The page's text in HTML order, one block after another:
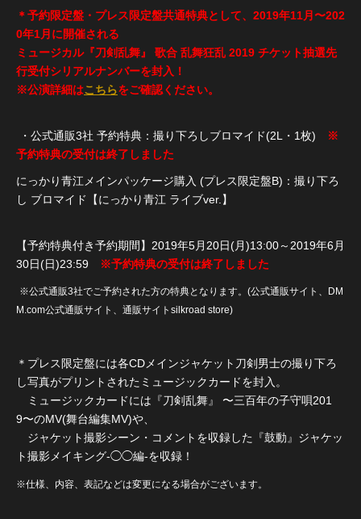
＊予約限定盤・プレス限定盤共通特典として、2019年11月〜202
0年1月に開催される
ミュージカル『刀剣乱舞』 歌合 乱舞狂乱 2019 チケット抽選先
行受付シリアルナンバーを封入！
※公演詳細はこちらをご確認ください。
・公式通販3社 予約特典：撮り下ろしブロマイド(2L・1枚)
※
予約特典の受付は終了しました
にっかり青江メインパッケージ購入 (プレス限定盤B)：撮り下ろ
し ブロマイド【にっかり青江 ライブver.】
【予約特典付き予約期間】2019年5月20日(月)13:00～2019年6月
30日(日)23:59
※予約特典の受付は終了しました
※公式通販3社でご予約された方の特典となります。(公式通販サイト、DM
M.com公式通販サイト、通販サイトsilkroad store)
＊プレス限定盤には各CDメインジャケット刀剣男士の撮り下ろ
し写真がプリントされたミュージックカードを封入。
ミュージックカードには『刀剣乱舞』 〜三百年の子守唄201
9〜のMV(舞台編集MV)や、
ジャケット撮影シーン・コメントを収録した『鼓動』ジャケッ
ト撮影メイキング-◯◯編-を収録！
※仕様、内容、表記などは変更になる場合がございます。